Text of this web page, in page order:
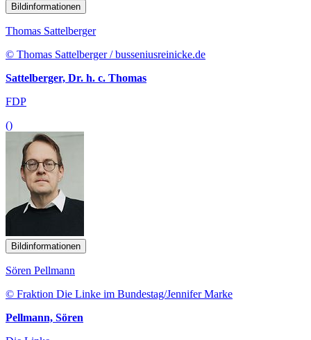
Bildinformationen
Thomas Sattelberger
© Thomas Sattelberger / busseniusreinicke.de
Sattelberger, Dr. h. c. Thomas
FDP
()
Bildinformationen
Sören Pellmann
© Fraktion Die Linke im Bundestag/Jennifer Marke
Pellmann, Sören